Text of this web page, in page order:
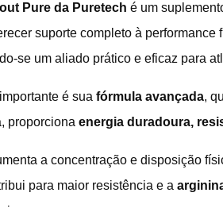
Pure da Puretech é um
suporte completo à
se um aliado prático e eficaz para
é sua fórmula avançada,
proporciona energia duradoura,
a concentração e disposição
para maior resistência e a